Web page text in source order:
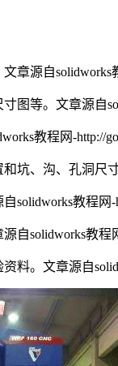
文章源自solidworks
图等。 文章源自
教程网-http://
坑、沟、孔洞尺
solidworks教程网-
自solidworks教程
料。 文章源自